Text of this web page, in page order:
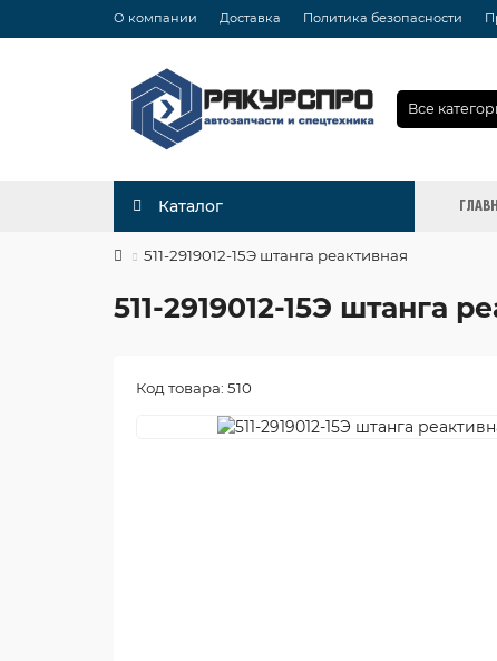
О компании Доставка Политика безопасности
Все
Каталог
511-2919012-15Э штанга реактивная
511-2919012-15Э штанга
Код товара: 510